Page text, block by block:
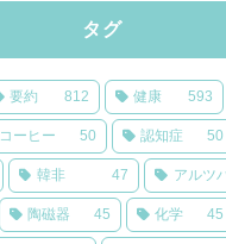
タグ
要約 812 健康 593
コーヒー 50 認知症 50
韓非 47 アルツ
陶磁器 45 化学 45